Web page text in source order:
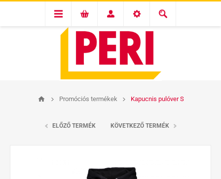
Promóciós termékek Kapucnis pulóver S
ELŐZŐ TERMÉK KÖVETKEZŐ TERMÉK